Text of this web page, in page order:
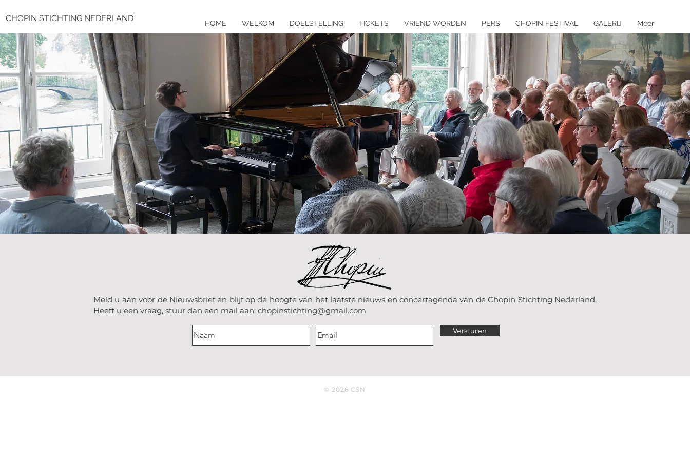
HOME WELKOM DOELSTELLING TICKETS VRIEND WORDEN PERS CHOPIN FESTIVAL GALERIJ Meer
CHOPIN STICHTING NEDERLAND
Meld u aan voor de Nieuwsbrief en blijf op de hoogte van het laatste nieuws en concertagenda van de Chopin Stichting Nederland.
Heeft u een vraag, stuur dan een mail aan: chopinstichting@gmail.com
Versturen
© 2026 CSN